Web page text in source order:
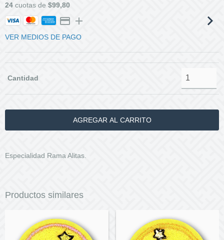
24 cuotas de $99,80
VER MEDIOS DE PAGO
Cantidad
Especialidad Rama Alitas.
Productos similares